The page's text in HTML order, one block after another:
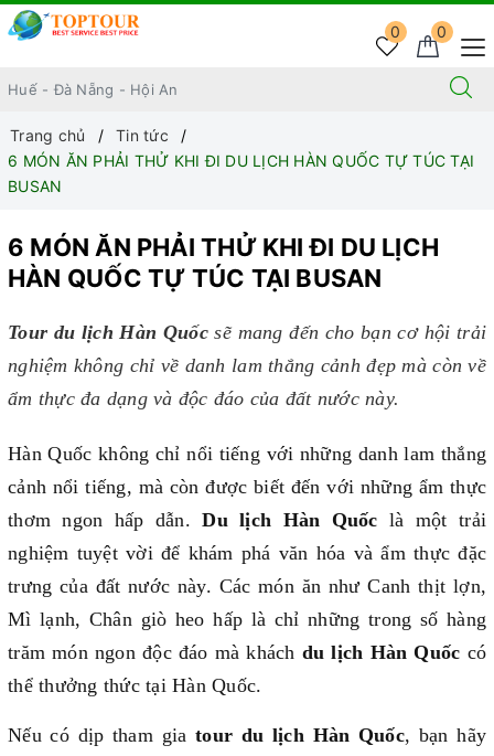
0
0
Trang chủ
Tin tức
6 MÓN ĂN PHẢI THỬ KHI ĐI DU LỊCH HÀN QUỐC TỰ TÚC TẠI
BUSAN
6 MÓN ĂN PHẢI THỬ KHI ĐI DU LỊCH
HÀN QUỐC TỰ TÚC TẠI BUSAN
Tour du lịch Hàn Quốcsẽ mang đến cho bạn cơ hội trải
nghiệm không chỉ về danh lam thắng cảnh đẹp mà còn về
ẩm thực đa dạng và độc đáo của đất nước này.
Hàn Quốc không chỉ nổi tiếng với những danh lam thắng
cảnh nổi tiếng, mà còn được biết đến với những ẩm thực
thơm ngon hấp dẫn.Du lịch Hàn Quốc là một trải
nghiệm tuyệt vời để khám phá văn hóa và ẩm thực đặc
trưng của đất nước này. Các món ăn như Canh thịt lợn,
Mì lạnh, Chân giò heo hấp là chỉ những trong số hàng
trăm món ngon độc đáo mà khách du lịch Hàn Quốc có
thể thưởng thức tại Hàn Quốc.
Nếu có dịp tham giatour du lịch Hàn Quốc, bạn hãy